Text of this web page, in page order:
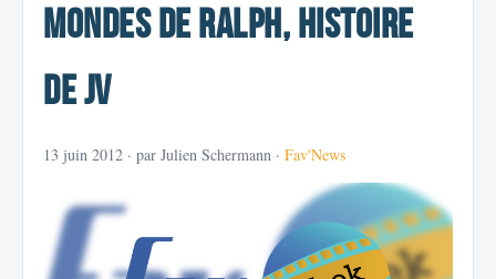
Mondes de Ralph, histoire
de JV
13 juin 2012 · par Julien Schermann · Fav'News